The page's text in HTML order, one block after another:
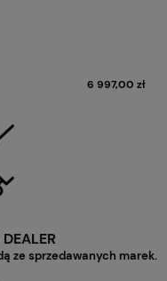
6 997,00 zł
ze sprzedawanych marek.